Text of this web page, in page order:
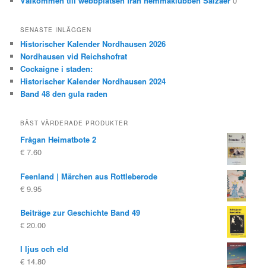
SENASTE INLÄGGEN
Historischer Kalender Nordhausen 2026
Nordhausen vid Reichshofrat
Cockaigne i staden:
Historischer Kalender Nordhausen 2024
Band 48 den gula raden
BÄST VÄRDERADE PRODUKTER
Frågan Heimatbote 2
€ 7.60
Feenland | Märchen aus Rottleberode
€ 9.95
Beiträge zur Geschichte Band 49
€ 20.00
I ljus och eld
€ 14.80